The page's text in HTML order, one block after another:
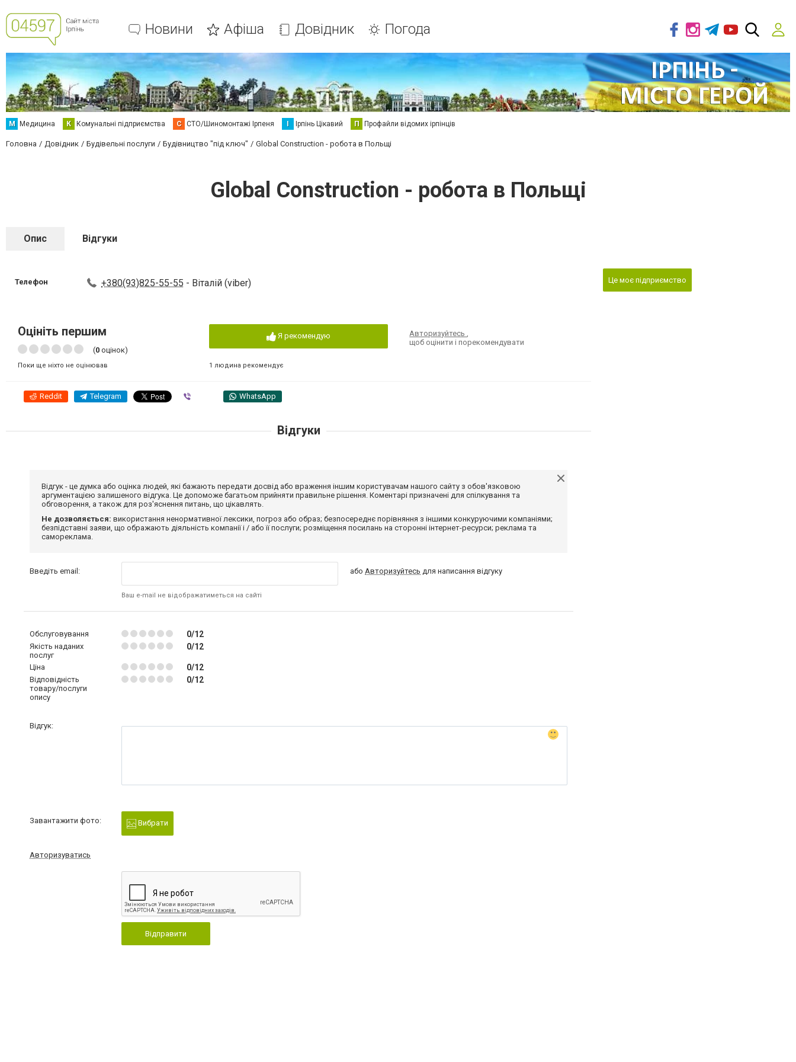
Новини Афіша Довідник Погода
М Медицина К Комунальні підприємства С СТО/Шиномонтажі Ірпеня І Ірпінь Цікавий П Профайли відомих ірпінців
Головна Довідник Будівельні послуги Будівництво "під ключ" Global Construction - робота в Польщі
Global Construction - робота в Польщі
Опис Відгуки
Телефон +380(93)825-55-55 - Віталій (viber)
Оцініть першим
(0 оцінок)
Поки ще ніхто не оцінював
Я рекомендую
1 людина рекомендує
Авторизуйтесь,
щоб оцінити і порекомендувати
Reddit Telegram WhatsApp
Це моє підприємство
Відгуки
Відгук - це думка або оцінка людей, які бажають передати досвід або враження іншим користувачам нашого сайту з обов'язковою
аргументацією залишеного відгука. Це допоможе багатьом прийняти правильне рішення. Коментарі призначені для спілкування та
обговорення, а також для роз'яснення питань, що цікавлять.
Не дозволяється: використання ненормативної лексики, погроз або образ; безпосереднє порівняння з іншими конкуруючими компаніями;
безпідставні заяви, що ображають діяльність компанії і / або її послуги; розміщення посилань на сторонні інтернет-ресурси; реклама та
самореклама.
Введіть email:
Ваш e-mail не відображатиметься на сайті
абоАвторизуйтесь для написання відгуку
Обслуговування 0/12
Якість наданих
послуг
0/12
Ціна 0/12
Відповідність
товару/послуги
опису
0/12
Відгук:
Завантажити фото: Вибрати
Авторизуватись
Відправити